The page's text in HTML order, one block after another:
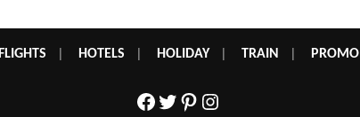
FLIGHTS HOTELS HOLIDAY| TRAIN PROMO
Facebook
Twitter
Pinterest
Instagram